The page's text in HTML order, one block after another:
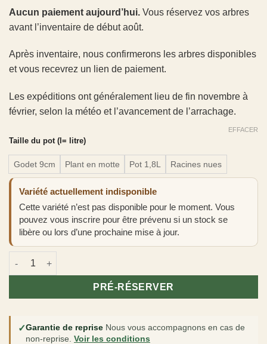
Aucun paiement aujourd’hui. Vous réservez vos arbres
avant l’inventaire de début août.
Après inventaire, nous confirmerons les arbres disponibles
et vous recevrez un lien de paiement.
Les expéditions ont généralement lieu de fin novembre à
février, selon la météo et l’avancement de l’arrachage.
Taille du pot (l= litre)
Godet 9cm Plant en motte Pot 1,8L Racines nues
EFFACER
Variété actuellement indisponible
Cette variété n’est pas disponible pour le moment. Vous
pouvez vous inscrire pour être prévenu si un stock se
libère ou lors d’une prochaine mise à jour.
quantité de Framboisier 'Polka'
PRÉ-RÉSERVER
✓Garantie de reprise Nous vous accompagnons en cas de
non-reprise. Voir les conditions